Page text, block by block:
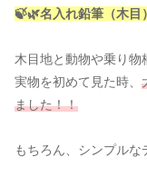
🍃🌿名入れ鉛筆（木目
木目地と動物や乗り
実物を初めて見た時、
ました！！
もちろん、シンプルな